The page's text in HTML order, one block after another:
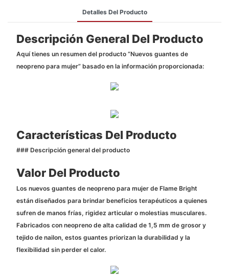
Detalles Del Producto
Descripción General Del Producto
Aquí tienes un resumen del producto “Nuevos guantes de
neopreno para mujer” basado en la información proporcionada:
Características Del Producto
### Descripción general del producto
Valor Del Producto
Los nuevos guantes de neopreno para mujer de Flame Bright
están diseñados para brindar beneficios terapéuticos a quienes
sufren de manos frías, rigidez articular o molestias musculares.
Fabricados con neopreno de alta calidad de 1,5 mm de grosor y
tejido de nailon, estos guantes priorizan la durabilidad y la
flexibilidad sin perder el calor.